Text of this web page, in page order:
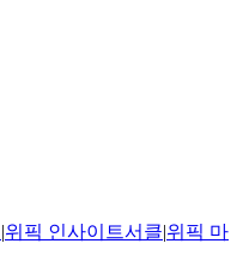
|위픽 인사이트서클|위픽 마